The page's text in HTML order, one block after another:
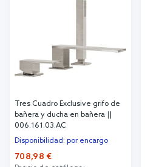
Tres Cuadro Exclusive grifo de
bañera y ducha en bañera ||
006.161.03.AC
Disponibilidad: por encargo
708,98 €